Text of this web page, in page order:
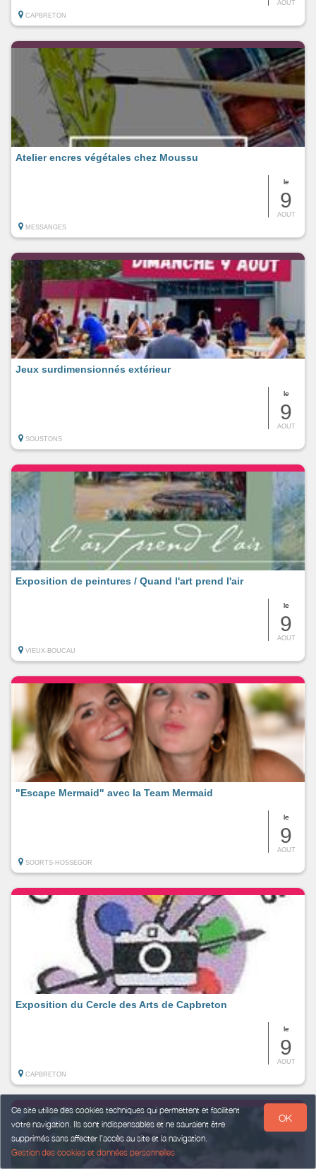
Ce site utilise des cookies techniques qui permettent et facilitent
votre navigation. Ils sont indispensables et ne sauraient être
supprimés sans affecter l’accès au site et la navigation.
Gestion des cookies et données personnelles
OK
AOUT
CAPBRETON
le
9
AOUT
Atelier encres végétales chez Moussu
MESSANGES
le
9
AOUT
Jeux surdimensionnés extérieur
SOUSTONS
le
9
AOUT
Exposition de peintures / Quand l'art prend l'air
VIEUX-BOUCAU
le
9
AOUT
"Escape Mermaid" avec la Team Mermaid
SOORTS-HOSSEGOR
le
9
AOUT
Exposition du Cercle des Arts de Capbreton
CAPBRETON